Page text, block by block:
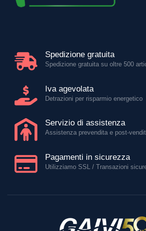
Spedizione gratuita
Spedizione gratuita su oltre 500
Iva agevolata
Detrazioni per risparmio energetico
Servizio di assistenza
Assistenza prevendita e post-
Pagamenti in sicurezza
Utilizziamo SSL / Transazioni